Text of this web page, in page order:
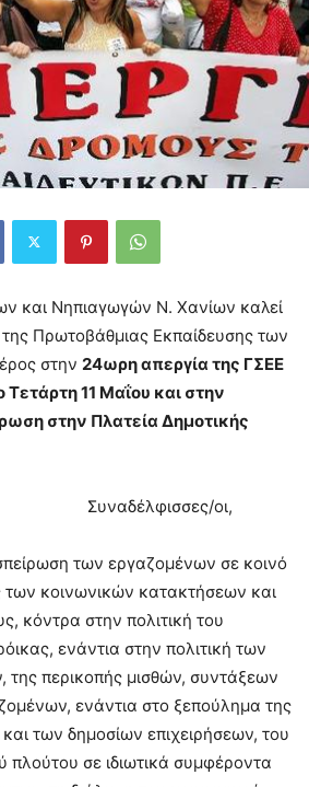
και Νηπιαγωγών Ν. Χανίων καλεί
της Πρωτοβάθμιας Εκπαίδευσης των
στην 24ωρη απεργία της ΓΣΕΕ
11 Μαΐου και στην
στην Πλατεία Δημοτικής
Συναδέλφισσες/οι,
των εργαζομένων σε κοινό
κοινωνικών κατακτήσεων και
κόντρα στην πολιτική του
ενάντια στην πολιτική των
της περικοπής μισθών, συντάξεων
ενάντια στο ξεπούλημα της
των δημοσίων επιχειρήσεων, του
πλούτου σε ιδιωτικά συμφέροντα